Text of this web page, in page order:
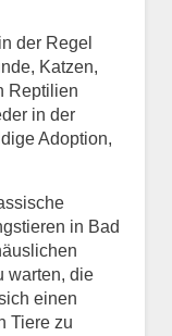
der Regel
Katzen,
Reptilien
in der
Adoption,
in Bad
warten, die
einen
Tiere zu